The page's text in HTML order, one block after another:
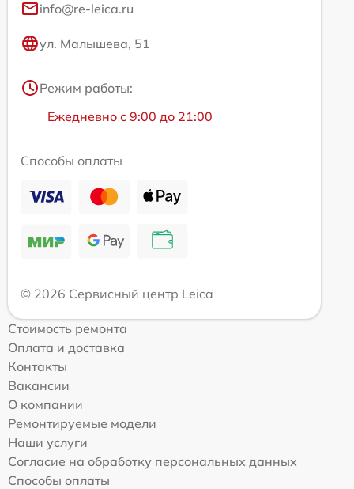
info@re-leica.ru
ул. Малышева, 51
Режим работы:
Ежедневно с 9:00 до 21:00
Способы оплаты
© 2026 Сервисный центр Leica
Стоимость ремонта
Оплата и доставка
Контакты
Вакансии
О компании
Ремонтируемые модели
Наши услуги
Согласие на обработку персональных данных
Способы оплаты